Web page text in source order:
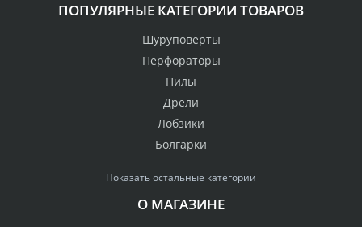
ПОПУЛЯРНЫЕ КАТЕГОРИИ ТОВАРОВ
Шуруповерты
Перфораторы
Пилы
Дрели
Лобзики
Болгарки
Показать остальные категории
О МАГАЗИНЕ